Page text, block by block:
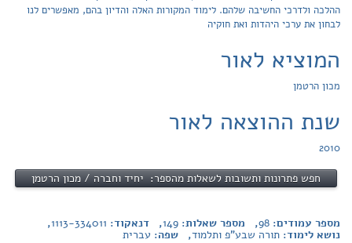
ההלכה ולדרכי החשיבה שלהם. לימוד המקורות האלה והדיון בהם, מאפשרים לנו
לבחון את ערכי היהדות ואת חוקיה
המוציא לאור
מכון הרטמן
שנת ההוצאה לאור
2010
חפש פתרונות ותשובות לשאלות מהספר: יחיד וחברה / מכון הרטמן
מספר עמודים: 98, מספר שאלות: 149, דנאקוד: 1113-334011
,
נושא לימוד: תורה שבע"פ ותלמוד, שפה: עברית